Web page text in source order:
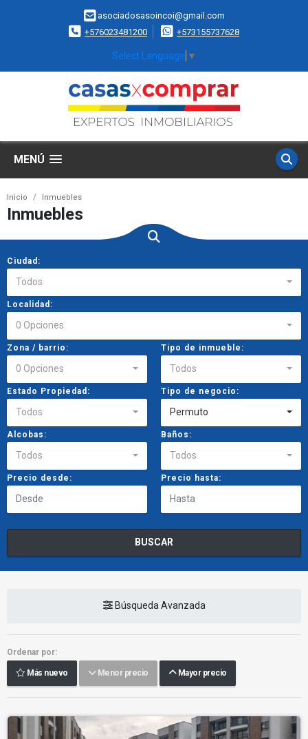
asociadosasoincoi@gmail.com
+576023481200
+573155737628
Select Language ▼
MENÚ
Inicio Inmuebles
Inmuebles
Ciudad:
Todos
Localidad:
0 Opciones
Zona / barrio:
0 Opciones
Tipo de inmueble:
Todos
Estado Propiedad:
Todos
Tipo de negocio:
Permuto
Alcobas:
Todos
Baños:
Todos
Precio desde: Precio hasta:
BUSCAR
Búsqueda Avanzada
Ordenar por:
Más nuevo Menor precio Mayor precio